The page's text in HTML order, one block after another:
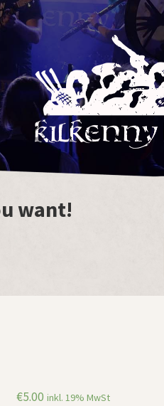
want!
€5.00 inkl. 19% MwSt